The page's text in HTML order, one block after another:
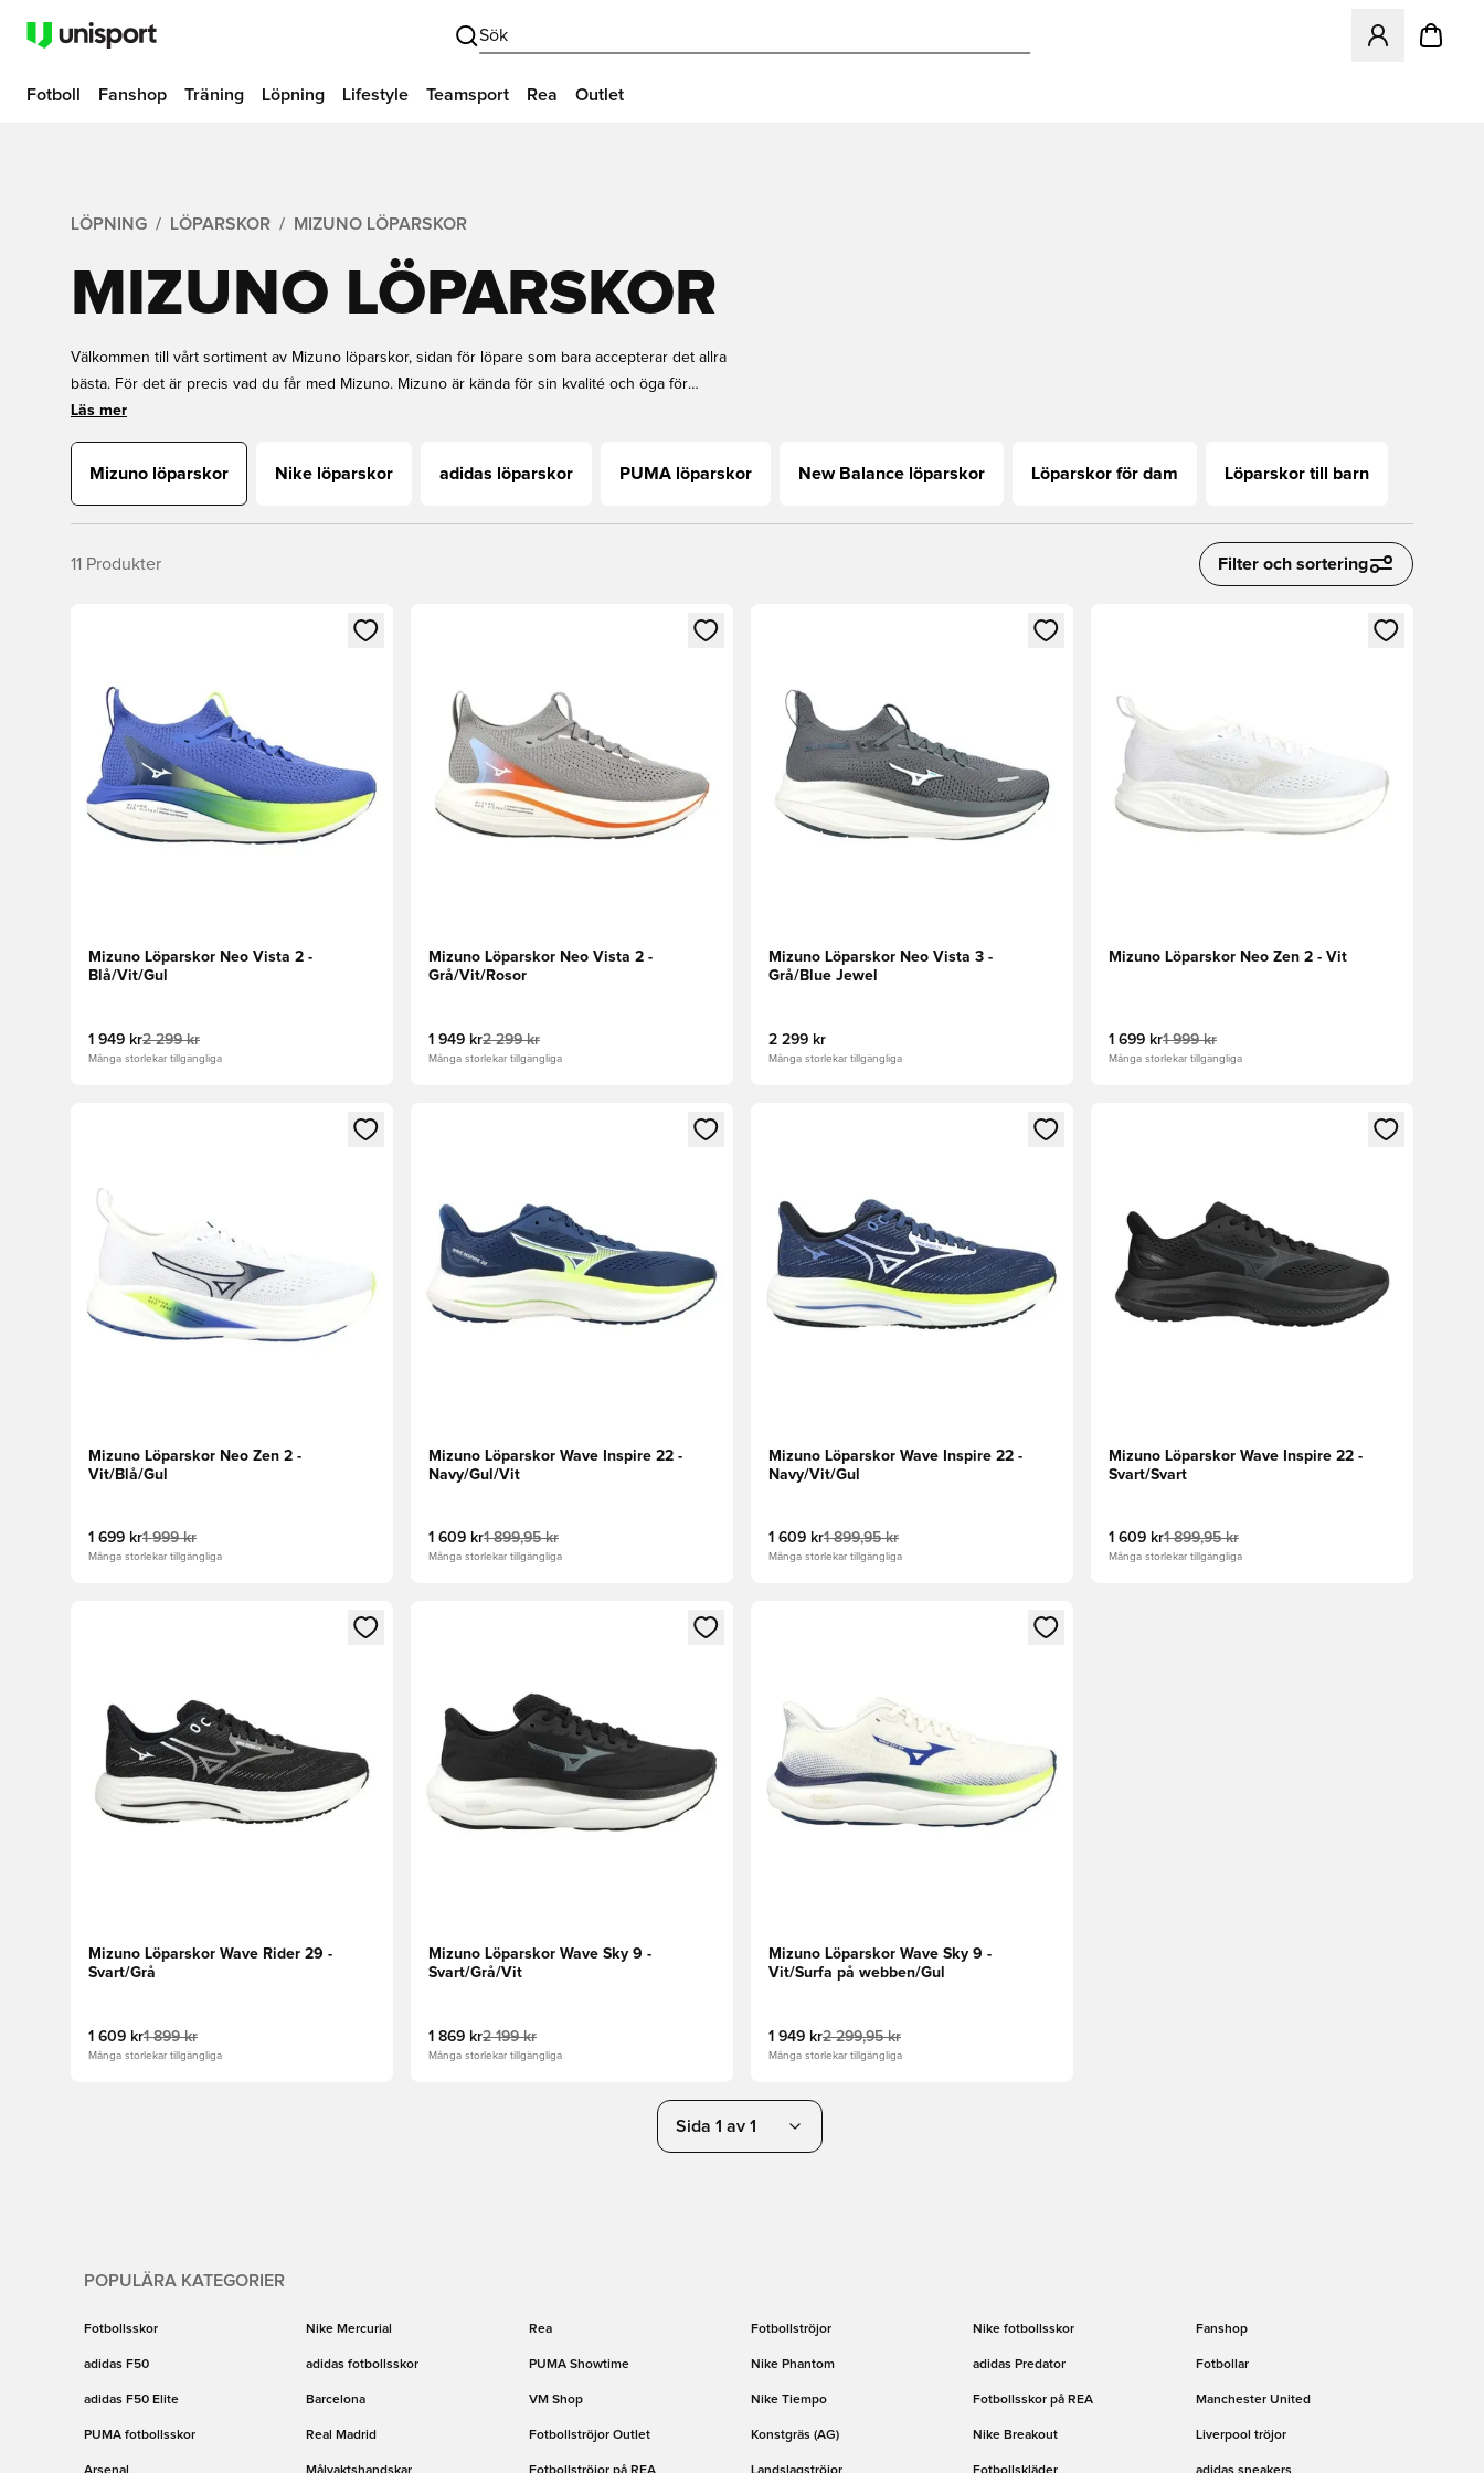
Sök
Öppnar en
Fotboll Fanshop Träning Löpning Lifestyle Teamsport Rea Outlet
LÖPNING LÖPARSKOR MIZUNO LÖPARSKOR
MIZUNO LÖPARSKOR
Välkommen till vårt sortiment av Mizuno löparskor, sidan för löpare som bara accepterar det allra
bästa. För det är precis vad du får med Mizuno. Mizuno är kända för sin kvalité och öga för
detaljer, där de med sin innovativa teknologi och häftiga design, ger oss några av de bästa
Läs mer
Mizuno löparskor Nike löparskor adidas löparskor PUMA löparskor New Balance löparskor Löparskor för dam Löparskor till barn
11 Produkter Filter och sortering
Öppnar en Modal för att logga in eller registrera dig som medlem
Mizuno Löparskor Neo Vista 2 -
Blå/Vit/Gul
1 949 kr2 299 kr
Många storlekar tillgängliga
Öppnar en Modal för att logga in eller registrera dig som medlem
Mizuno Löparskor Neo Vista 2 -
Grå/Vit/Rosor
1 949 kr2 299 kr
Många storlekar tillgängliga
Öppnar en Modal för att logga in eller registrera dig som medlem
Mizuno Löparskor Neo Vista 3 -
Grå/Blue Jewel
2 299 kr
Många storlekar tillgängliga
Öppnar en Modal för att logga in eller registrera
Mizuno Löparskor Neo Zen 2 - Vit
1 699 kr1 999 kr
Många storlekar tillgängliga
Öppnar en Modal för att logga in eller registrera dig som medlem
Mizuno Löparskor Neo Zen 2 -
Vit/Blå/Gul
1 699 kr1 999 kr
Många storlekar tillgängliga
Öppnar en Modal för att logga in eller registrera dig som medlem
Mizuno Löparskor Wave Inspire 22 -
Navy/Gul/Vit
1 609 kr1 899,95 kr
Många storlekar tillgängliga
Öppnar en Modal för att logga in eller registrera dig som medlem
Mizuno Löparskor Wave Inspire 22 -
Navy/Vit/Gul
1 609 kr1 899,95 kr
Många storlekar tillgängliga
Öppnar en Modal för att logga in eller registrera
Mizuno Löparskor Wave Inspire 22 -
Svart/Svart
1 609 kr1 899,95 kr
Många storlekar tillgängliga
Öppnar en Modal för att logga in eller registrera dig som medlem
Mizuno Löparskor Wave Rider 29 -
Svart/Grå
1 609 kr1 899 kr
Många storlekar tillgängliga
Öppnar en Modal för att logga in eller registrera dig som medlem
Mizuno Löparskor Wave Sky 9 -
Svart/Grå/Vit
1 869 kr2 199 kr
Många storlekar tillgängliga
Öppnar en Modal för att logga in eller registrera dig som medlem
Mizuno Löparskor Wave Sky 9 -
Vit/Surfa på webben/Gul
1 949 kr2 299,95 kr
Många storlekar tillgängliga
Sida 1 av 1
POPULÄRA KATEGORIER
Fotbollsskor Nike Mercurial Rea Fotbollströjor Nike fotbollsskor Fanshop
adidas F50 adidas fotbollsskor PUMA Showtime Nike Phantom adidas Predator Fotbollar
adidas F50 Elite Barcelona VM Shop Nike Tiempo Fotbollsskor på REA Manchester United
PUMA fotbollsskor Real Madrid Fotbollströjor Outlet Konstgräs (AG) Nike Breakout Liverpool tröjor
Arsenal Målvaktshandskar Fotbollströjor på REA Landslagströjor Fotbollskläder adidas sneakers